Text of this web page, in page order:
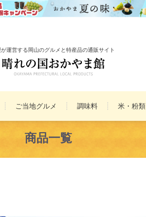
運営する岡山のグルメと特産品の通販サイト
ご当地グルメ 調味料 米・粉類
民工芸品
商品一覧